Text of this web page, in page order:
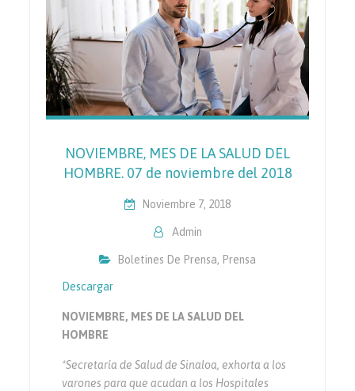
NOVIEMBRE, MES DE LA SALUD DEL
HOMBRE. 07 de noviembre del 2018
Noviembre 7, 2018
Admin
Boletines De Prensa, Prensa
Descargar
NOVIEMBRE, MES DE LA SALUD DEL
HOMBRE
*Secretaría de Salud de Sinaloa, exhorta a los
varones para que acudan a los Hospitales